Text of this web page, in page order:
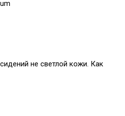
не светлой кожи. Как